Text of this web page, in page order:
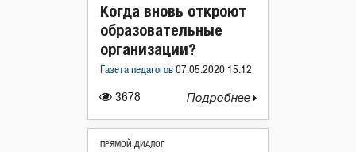
3678
Когда вновь откроют
образовательные
организации?
Газета педагогов 07.05.2020 15:12
Подробнее
ПРЯМОЙ ДИАЛОГ